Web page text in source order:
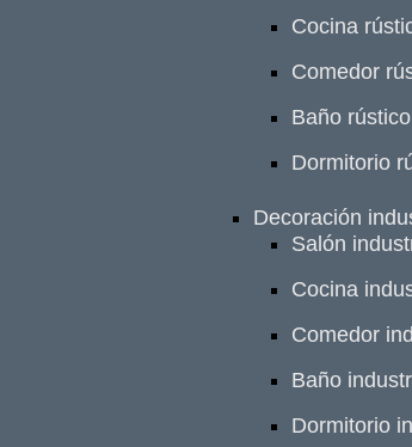
Cocina
Comedor
Baño rústico
Dormitorio
Decoración
Salón
Cocina
Comedor
Baño
Dormitorio